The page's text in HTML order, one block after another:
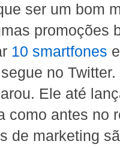
ser um bom
promoções
10 smartfones
no
Ele até
como antes no
de marketing